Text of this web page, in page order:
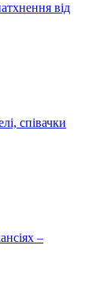
від
співачки
–